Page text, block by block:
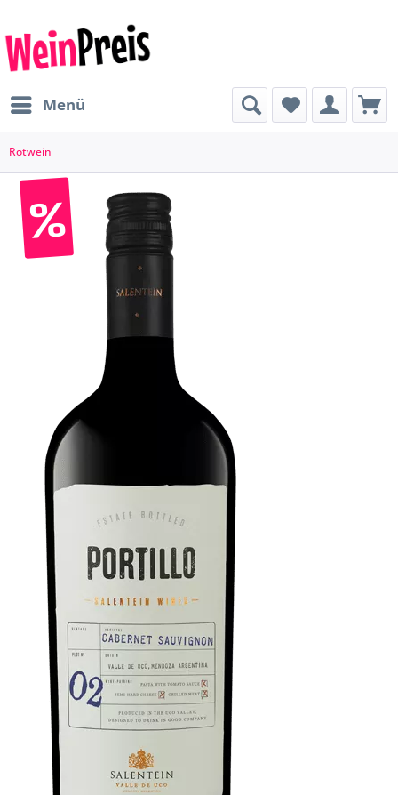
Menü
Rotwein